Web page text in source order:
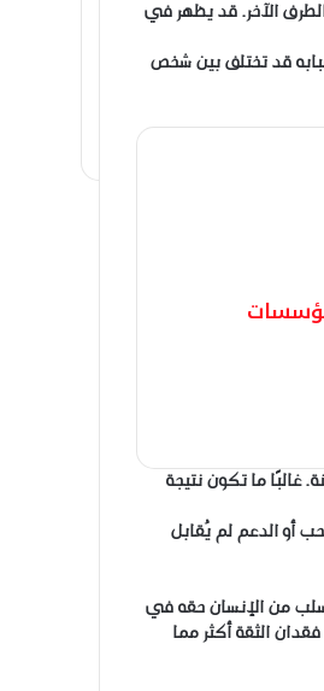
الآخر. قد يظهر في
قد تختلف بين شخص
غالبًا ما تكون نتيجة
أو الدعم لم يُقابل
يُسلب من الإنسان حقه في
الثقة أكثر مما